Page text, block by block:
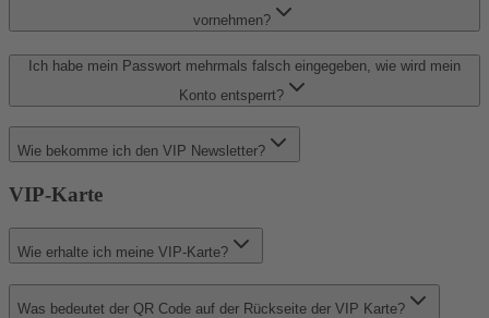
vornehmen?
Ich habe mein Passwort mehrmals falsch eingegeben, wie wird mein
Konto entsperrt?
Wie bekomme ich den VIP Newsletter?
VIP-Karte
Wie erhalte ich meine VIP-Karte?
Was bedeutet der QR Code auf der Rückseite der VIP Karte?